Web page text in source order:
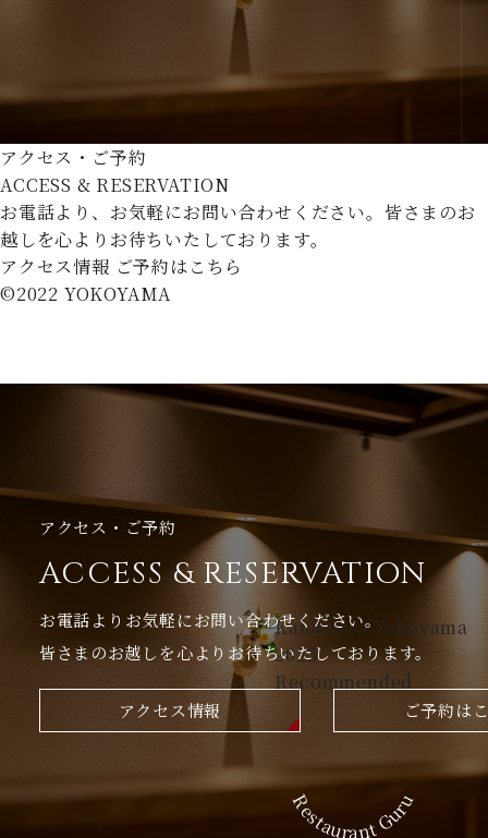
Kanazawa Yokoyama
2025
Recommended
Restaurant Guru
アクセス・ご予約
ACCESS & RESERVATION
お電話より、お気軽にお問い合わせください。 皆さまのお
越しを心よりお待ちいたしております。
アクセス情報 ご予約はこちら
©︎2022 YOKOYAMA
アクセス・ご予約
ACCESS & RESERVATION
お電話よりお気軽にお問い合わせください。
皆さまのお越しを心よりお待ちいたしております。
アクセス情報 ご予約は